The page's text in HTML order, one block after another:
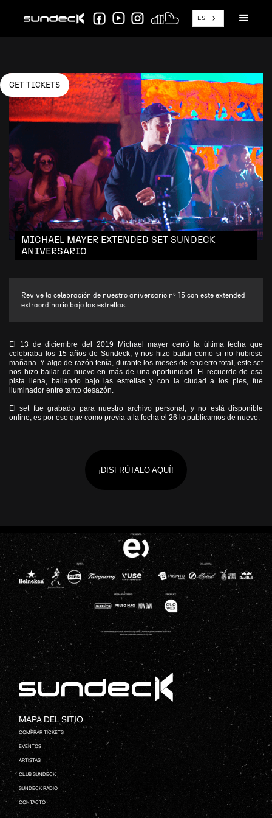
ES
GET TICKETS
MICHAEL MAYER EXTENDED SET SUNDECK
ANIVERSARIO
Revive la celebración de nuestro aniversario nº 15 con este extended
extraordinario bajo las estrellas.
El 13 de diciembre del 2019 Michael mayer cerró la última fecha que
celebraba los 15 años de Sundeck, y nos hizo bailar como si no hubiese
mañana. Y algo de razón tenía, durante los meses de encierro total, este set
nos hizo bailar de nuevo en más de una oportunidad. El recuerdo de esa
pista llena, bailando bajo las estrellas y con la ciudad a los pies, fue
iluminador entre tanto desazón.
El set fue grabado para nuestro archivo personal, y no está disponible
online, es por eso que como previa a la fecha el 26 lo publicamos de nuevo.
¡DISFRÚTALO AQUÍ!
MAPA DEL SITIO
COMPRAR TICKETS
EVENTOS
ARTISTAS
CLUB SUNDECK
SUNDECK RADIO
CONTACTO